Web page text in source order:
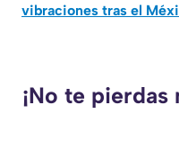
vibraciones tras el
¡No te